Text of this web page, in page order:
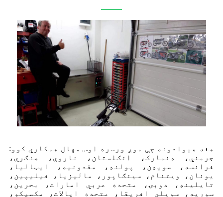
هغه هیوادونه چې موږ ورسره اوس مهال همکاري کوو:
جرمني، ډنمارک، انګلستان، ناروې، هنګري،
فرانسه، سویډن، پولنډ، مقدونیه، ایټالیا،
یونان، ویتنام، سینګاپور، مالیزیا، فیلیپین،
تایلینډ، دوبۍ، متحده عربي امارات، بحرین،
سوریه، سویلي افریقا، متحده ایالات، مکسیکو،